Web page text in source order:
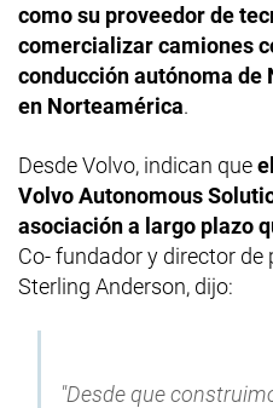
como su proveedor de
comercializar camiones
conducción autónoma
en Norteamérica.
Desde Volvo, indican que
Volvo Autonomous
asociación a largo plazo
Co- fundador y director de
Sterling Anderson, dijo:
"Desde que